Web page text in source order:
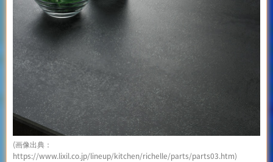
(画像出典：
https://www.lixil.co.jp/lineup/kitchen/richelle/parts/parts03.htm)